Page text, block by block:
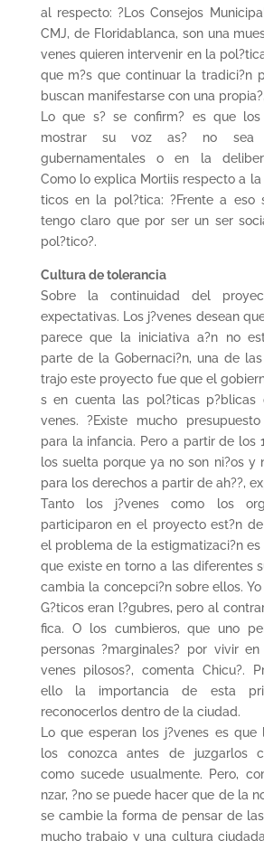
al respecto: ?Los Consejos
CMJ, de Floridablanca, son una
venes quieren intervenir en la
que m?s que continuar la tradici?n
buscan manifestarse con una
Lo que s? se confirm? es que los
mostrar su voz as? no sea
gubernamentales o en la
Como lo explica Mortiis respecto a la
ticos en la pol?tica: ?Frente a eso
tengo claro que por ser un ser
pol?tico?.
Cultura de tolerancia
Sobre la continuidad del
expectativas. Los j?venes desean
parece que la iniciativa a?n no
parte de la Gobernaci?n, una de
trajo este proyecto fue que el
s en cuenta las pol?ticas p?blicas
venes. ?Existe mucho
para la infancia. Pero a partir de los
los suelta porque ya no son ni?os y
para los derechos a partir de ah??,
Tanto los j?venes como los
participaron en el proyecto est?n
el problema de la estigmatizaci?n
que existe en torno a las diferentes
cambia la concepci?n sobre ellos.
G?ticos eran l?gubres, pero al
fica. O los cumbieros, que uno
personas ?marginales? por vivir
venes pilosos?, comenta Chicu?.
ello la importancia de esta
reconocerlos dentro de la ciudad.
Lo que esperan los j?venes es
los conozca antes de juzgarlos
como sucede usualmente. Pero,
nzar, ?no se puede hacer que de la
se cambie la forma de pensar de las
mucho trabajo y una cultura